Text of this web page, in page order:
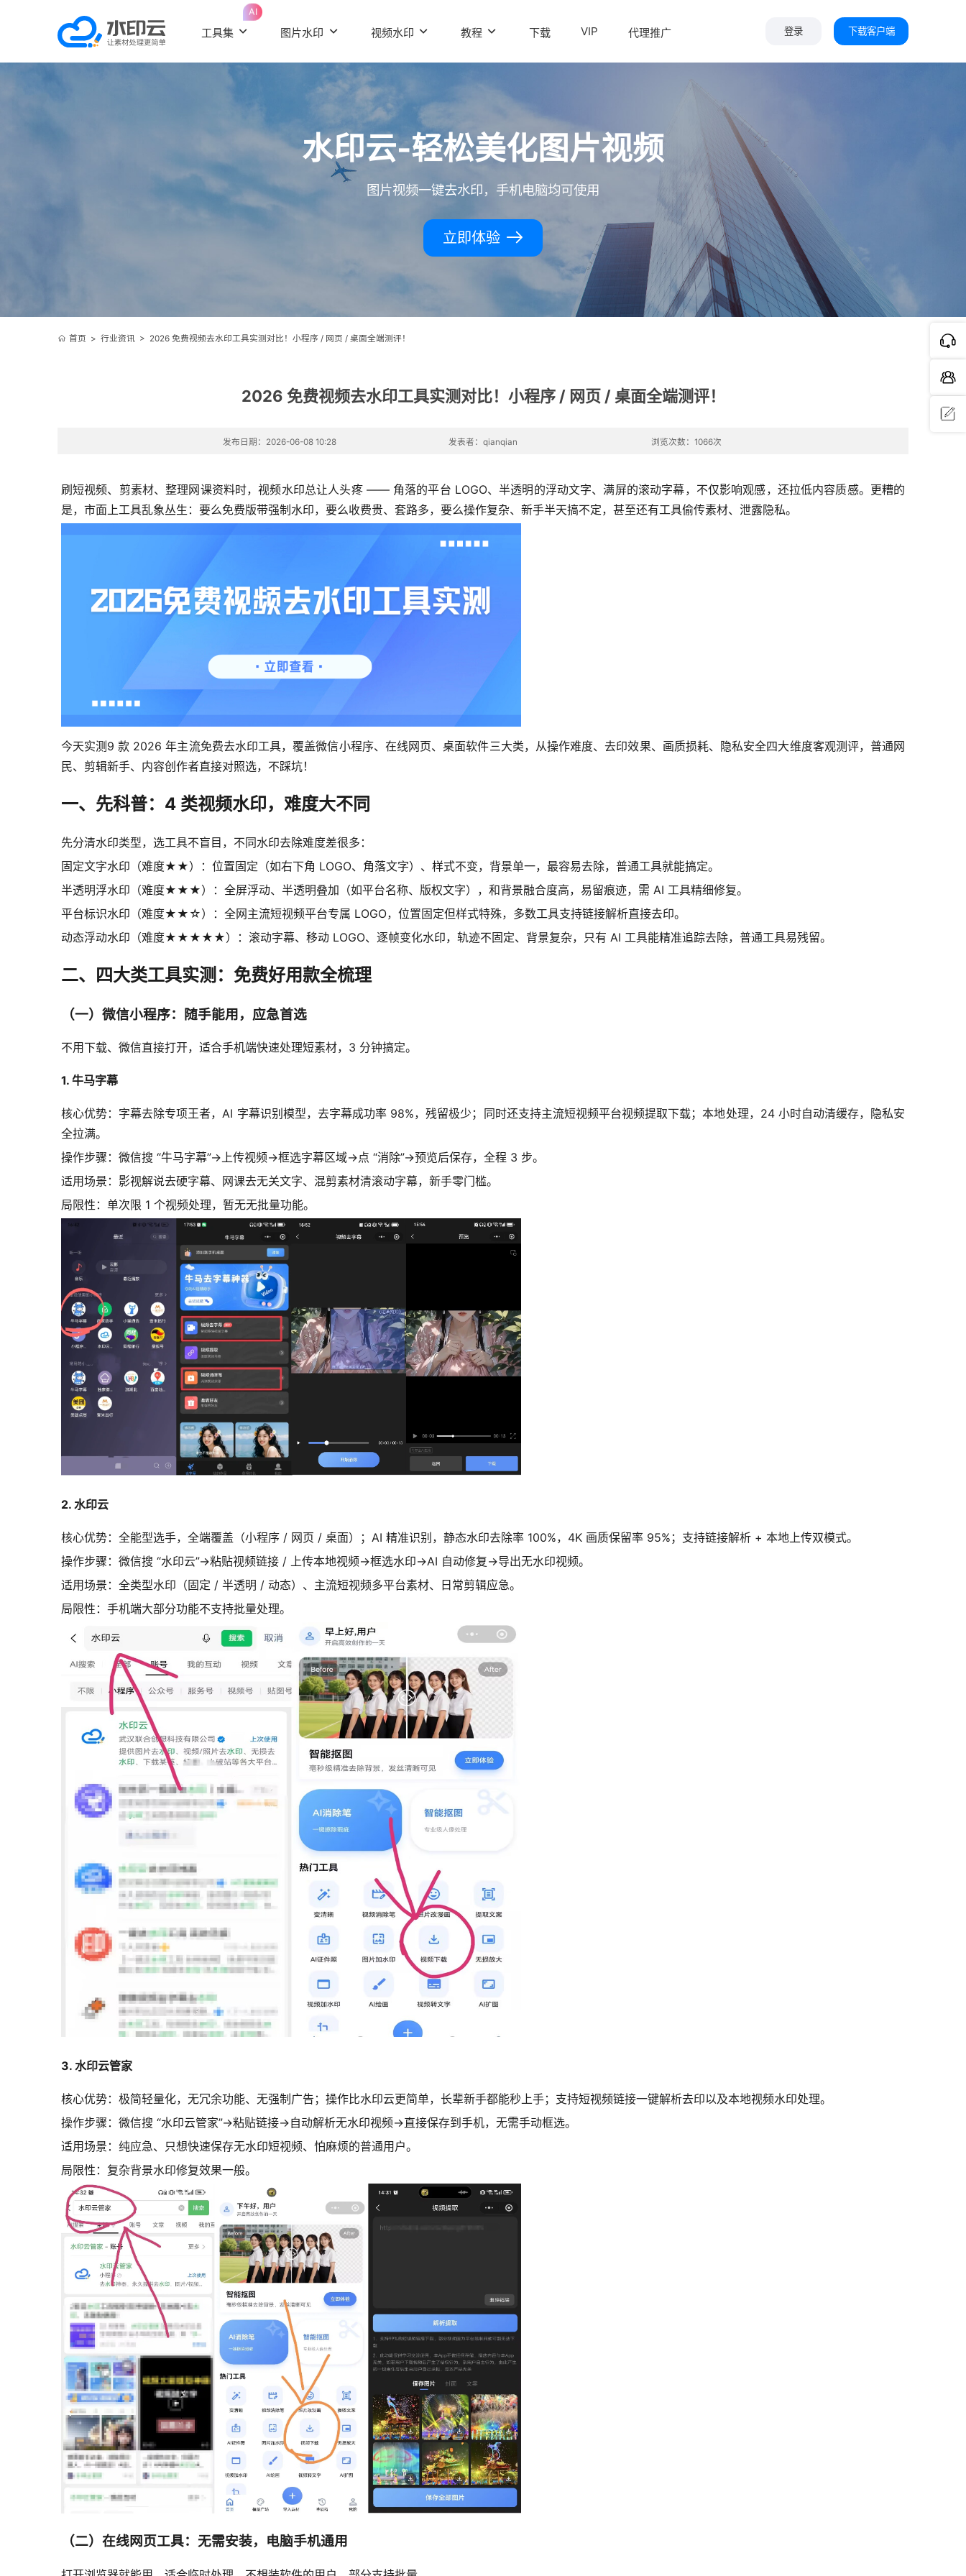
工具集
AI
图片水印 视频水印 教程 下载 VIP 代理推广 登录 下载客户端
水印云-轻松美化图片视频
图片视频一键去水印，手机电脑均可使用
立即体验
首页 > 行业资讯> 2026 免费视频去水印工具实测对比！小程序 / 网页 / 桌面全端测评！
2026 免费视频去水印工具实测对比！小程序 / 网页 / 桌面全端测评！
发布日期：2026-06-08 10:28 发表者：qianqian 浏览次数：1066次
刷短视频、剪素材、整理网课资料时，视频水印总让人头疼 —— 角落的平台 LOGO、半透明的浮动文字、满屏的滚动字幕，不仅影响观感，还拉低内容质感。更糟的
是，市面上工具乱象丛生：要么免费版带强制水印，要么收费贵、套路多，要么操作复杂、新手半天搞不定，甚至还有工具偷传素材、泄露隐私。
今天实测9 款 2026 年主流免费去水印工具，覆盖微信小程序、在线网页、桌面软件三大类，从操作难度、去印效果、画质损耗、隐私安全四大维度客观测评，普通网
民、剪辑新手、内容创作者直接对照选，不踩坑！
一、先科普：4 类视频水印，难度大不同
先分清水印类型，选工具不盲目，不同水印去除难度差很多：
固定文字水印（难度★★）：位置固定（如右下角 LOGO、角落文字）、样式不变，背景单一，最容易去除，普通工具就能搞定。
半透明浮水印（难度★★★）：全屏浮动、半透明叠加（如平台名称、版权文字），和背景融合度高，易留痕迹，需 AI 工具精细修复。
平台标识水印（难度★★☆）：全网主流短视频平台专属 LOGO，位置固定但样式特殊，多数工具支持链接解析直接去印。
动态浮动水印（难度★★★★★）：滚动字幕、移动 LOGO、逐帧变化水印，轨迹不固定、背景复杂，只有 AI 工具能精准追踪去除，普通工具易残留。
二、四大类工具实测：免费好用款全梳理
（一）微信小程序：随手能用，应急首选
不用下载、微信直接打开，适合手机端快速处理短素材，3 分钟搞定。
1. 牛马字幕
核心优势：字幕去除专项王者，AI 字幕识别模型，去字幕成功率 98%，残留极少；同时还支持主流短视频平台视频提取下载；本地处理，24 小时自动清缓存，隐私安
全拉满。
操作步骤：微信搜 “牛马字幕”→上传视频→框选字幕区域→点 “消除”→预览后保存，全程 3 步。
适用场景：影视解说去硬字幕、网课去无关文字、混剪素材清滚动字幕，新手零门槛。
局限性：单次限 1 个视频处理，暂无无批量功能。
2. 水印云
核心优势：全能型选手，全端覆盖（小程序 / 网页 / 桌面）；AI 精准识别，静态水印去除率 100%，4K 画质保留率 95%；支持链接解析 + 本地上传双模式。
操作步骤：微信搜 “水印云”→粘贴视频链接 / 上传本地视频→框选水印→AI 自动修复→导出无水印视频。
适用场景：全类型水印（固定 / 半透明 / 动态）、主流短视频多平台素材、日常剪辑应急。
局限性：手机端大部分功能不支持批量处理。
3. 水印云管家
核心优势：极简轻量化，无冗余功能、无强制广告；操作比水印云更简单，长辈新手都能秒上手；支持短视频链接一键解析去印以及本地视频水印处理。
操作步骤：微信搜 “水印云管家”→粘贴链接→自动解析无水印视频→直接保存到手机，无需手动框选。
适用场景：纯应急、只想快速保存无水印短视频、怕麻烦的普通用户。
局限性：复杂背景水印修复效果一般。
（二）在线网页工具：无需安装，电脑手机通用